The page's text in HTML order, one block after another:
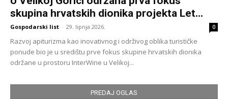
skupina hrvatskih dionika projekta Let...
Gospodarski list - 29. lipnja 2026. 0
Razvoj apiturizma kao inovativnog i održivog oblika turističke
ponude bio je u središtu prve fokus skupine hrvatskih dionika
održane u prostoru InterWine u Velikoj...
PREDAJ OGLAS